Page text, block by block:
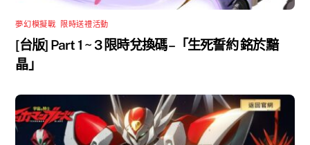
夢幻模擬戰 限時送禮活動
[台版] Part 1 ~ 3 限時兌換碼 –「生死誓約 銘於黯
晶」